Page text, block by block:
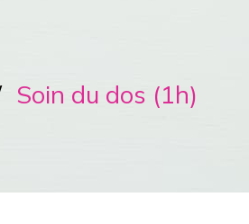
Soin du dos (1h)